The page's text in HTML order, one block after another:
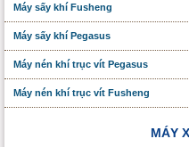
Máy sấy khí Fusheng
Máy sấy khí Pegasus
Máy nén khí trục vít Pegasus
Máy nén khí trục vít Fusheng
MÁY